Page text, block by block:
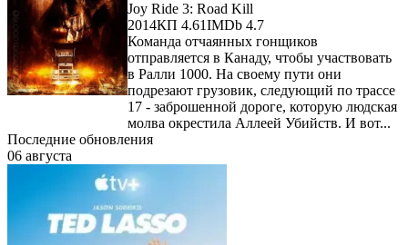
Joy Ride 3: Road Kill
2014КП 4.61IMDb 4.7
Команда отчаянных гонщиков
отправляется в Канаду, чтобы участвовать
в Ралли 1000. На своему пути они
подрезают грузовик, следующий по трассе
17 - заброшенной дороге, которую людская
молва окрестила Аллеей Убийств. И вот...
Последние обновления
06 августа